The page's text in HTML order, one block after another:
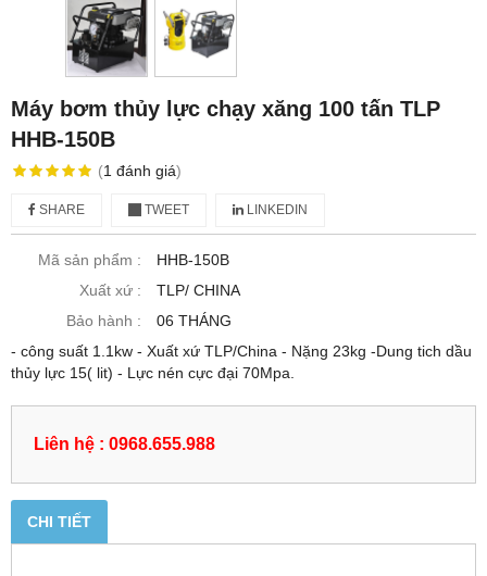
Máy bơm thủy lực chạy xăng 100 tấn TLP
HHB-150B
(1 đánh giá)
SHARE TWEET LINKEDIN
Mã sản phẩm :
HHB-150B
Xuất xứ :
TLP/ CHINA
Bảo hành :
06 THÁNG
- công suất 1.1kw - Xuất xứ TLP/China - Nặng 23kg -Dung tich dầu
thủy lực 15( lit) - Lực nén cực đại 70Mpa.
Liên hệ : 0968.655.988
CHI TIẾT